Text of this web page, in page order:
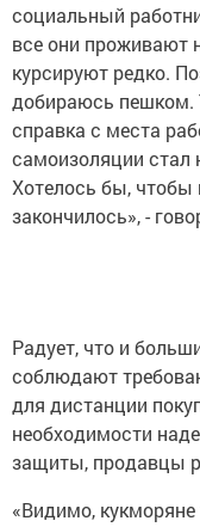
социальный
все они проживают
курсируют редко.
добираюсь пешком.
справка с места
самоизоляции
Хотелось бы, чтобы
закончилось», -
Радует, что и
соблюдают
для дистанции
необходимости
защиты, продавцы
«Видимо,